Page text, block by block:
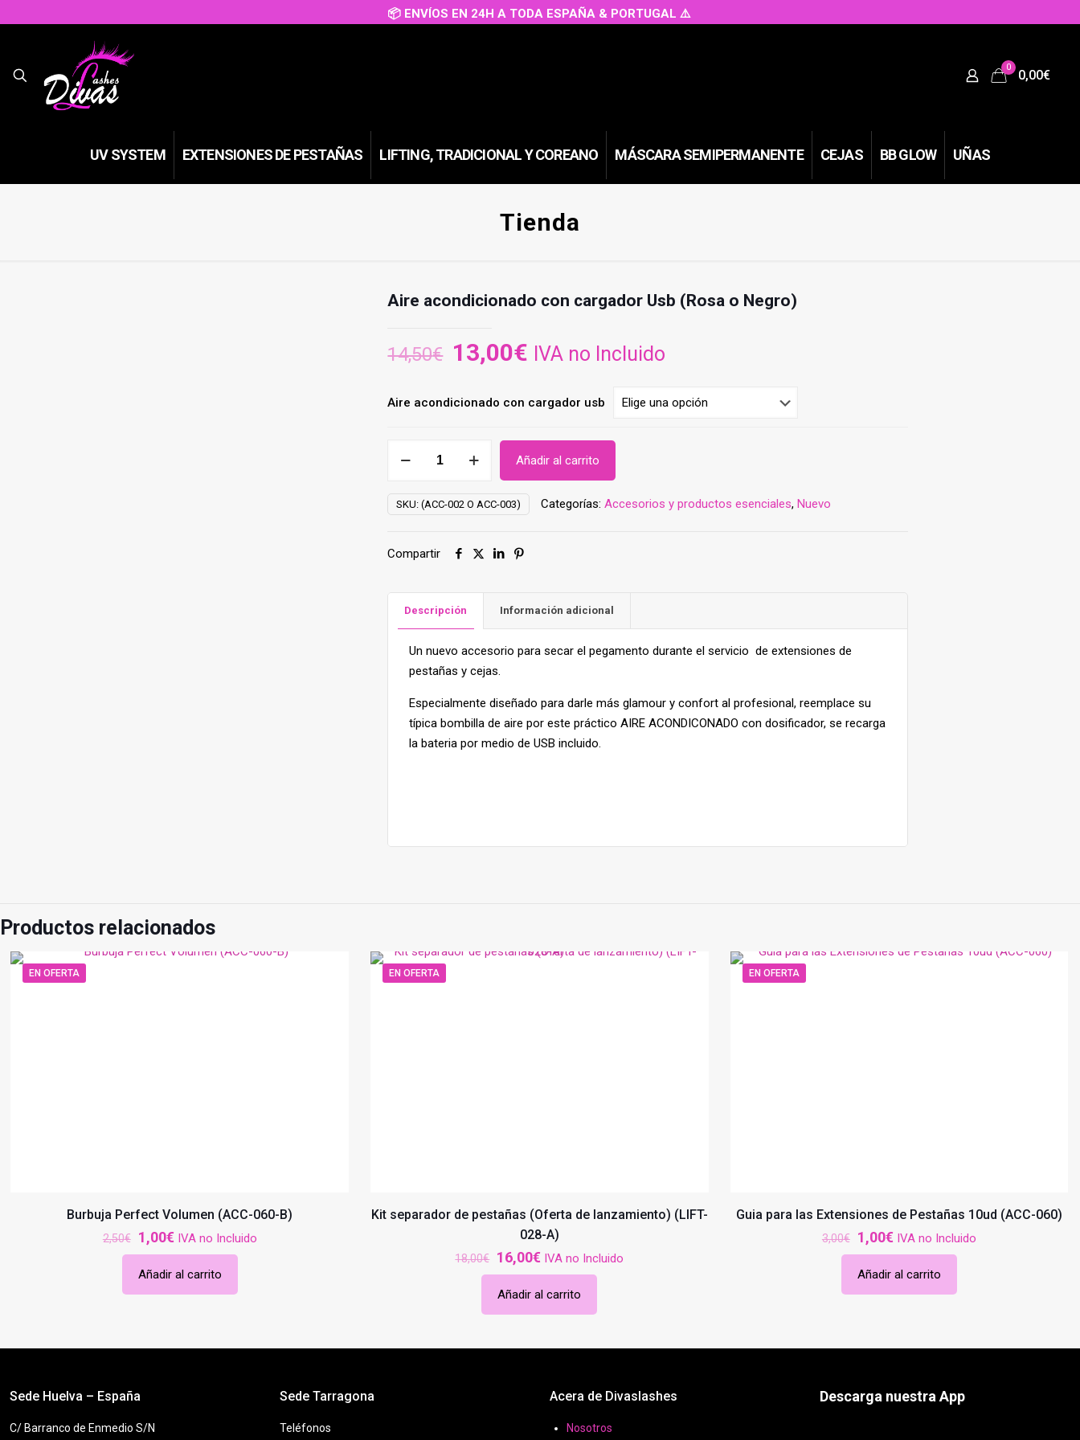
📦 ENVÍOS EN 24H A TODA ESPAÑA & PORTUGAL ⚠️
0
0,00€
UV SYSTEM EXTENSIONES DE PESTAÑAS LIFTING, TRADICIONAL Y COREANO MÁSCARA SEMIPERMANENTE CEJAS BB GLOW UÑAS
Tienda
Aire acondicionado con cargador Usb (Rosa o Negro)
14,50€ El
original
14,50€.
13,00€ El
actual
13,00€.
IVA no Incluido
Aire acondicionado con cargador usb
acondicionado
cargador
(Rosa
cantidad
Añadir al carrito
SKU:(ACC-002 O ACC-003) Categorías:Accesorios y productos esenciales,Nuevo
Compartir
Descripción Información adicional
Un nuevo accesorio para secar el pegamento durante el servicio de extensiones de
pestañas y cejas.
Especialmente diseñado para darle más glamour y confort al profesional, reemplace su
típica bombilla de aire por este práctico AIRE ACONDICONADO con dosificador, se recarga
la bateria por medio de USB incluido.
Productos relacionados
EN OFERTA
Burbuja Perfect Volumen (ACC-060-B)
2,50€
El
precio
original
era:
1,00€El
precio
actual
es:
IVA no Incluido
Añadir al carrito
EN OFERTA
Kit separador de pestañas (Oferta de lanzamiento) (LIFT-
028-A)
18,00€ El
precio
original
era:
16,00€El
precio
actual
es:
IVA no Incluido
Añadir al carrito
EN OFERTA
Guia para las Extensiones de Pestañas 10ud (ACC-060)
3,00€ El
precio
original
era:
1,00€El
precio
actual
es:
IVA no Incluido
Añadir al carrito
Sede Huelva – España
C/ Barranco de Enmedio S/N
Sede Tarragona
Teléfonos
Acera de Divaslashes
Nosotros
Descarga nuestra App